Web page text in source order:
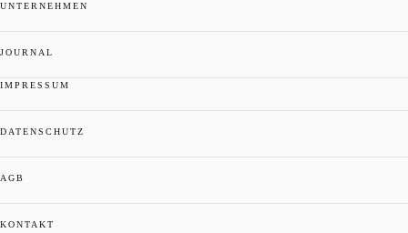
UNTERNEHMEN
JOURNAL
IMPRESSUM
DATENSCHUTZ
AGB
KONTAKT